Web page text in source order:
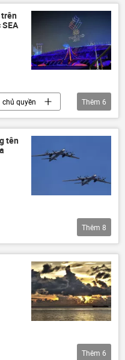
hệ quốc tế
chủ quyền
Hoàng Sa
Thái Lan
Thêm 6
tên
máy bay
Thêm 8
Thêm 6